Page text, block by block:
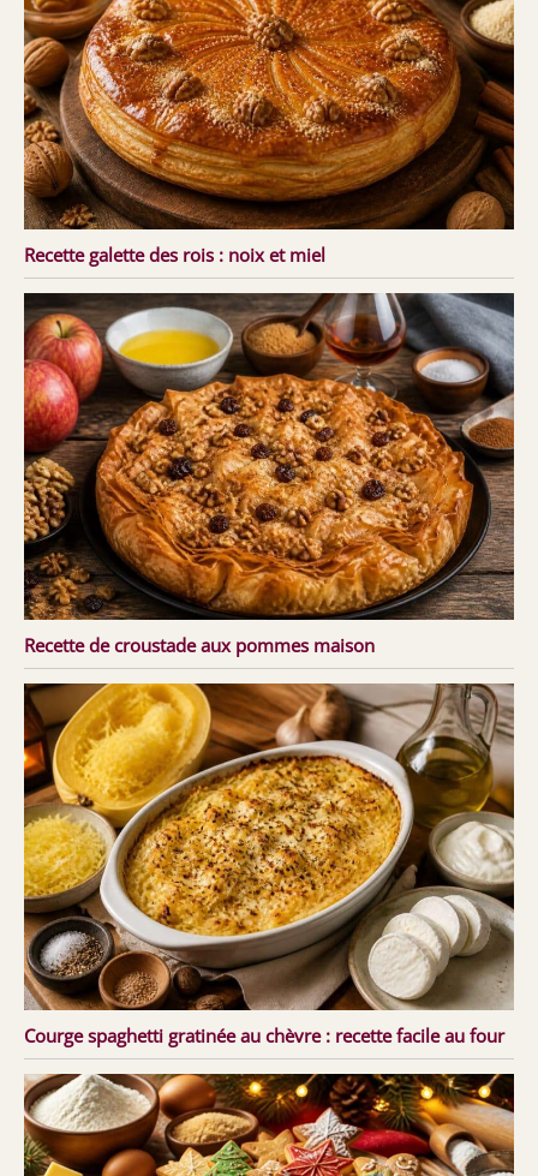
Recette galette des rois : noix et miel
Recette de croustade aux pommes maison
Courge spaghetti gratinée au chèvre : recette facile au four